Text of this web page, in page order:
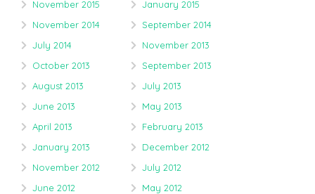
November 2015
January 2015
November 2014
September 2014
July 2014
November 2013
October 2013
September 2013
August 2013
July 2013
June 2013
May 2013
April 2013
February 2013
January 2013
December 2012
November 2012
July 2012
June 2012
May 2012